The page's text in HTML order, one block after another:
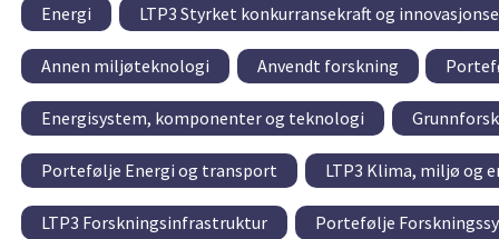
Energi LTP3 Styrket konkurransekraft og
Annen miljøteknologi Anvendt forskning
Energisystem, komponenter og teknologi
Portefølje Energi og transport LTP3 Klima, miljø og
LTP3 Forskningsinfrastruktur Portefølje